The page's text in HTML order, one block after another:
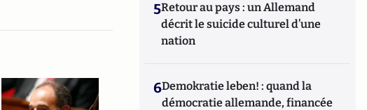
5Retour au pays : un Allemand
décrit le suicide culturel d’une
nation
6Demokratie leben! : quand la
démocratie allemande, financée